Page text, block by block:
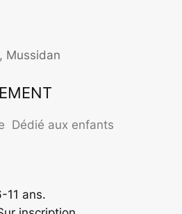
Mussidan
Dédié aux enfants
11 ans.